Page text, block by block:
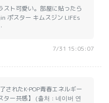
ト可愛い。部屋に貼ったら
ポスター キムスジン LIFEs
7/31 15:05:07
されたK‐POP青春エネルギー
ター共感】 (출처 : 네이버 연